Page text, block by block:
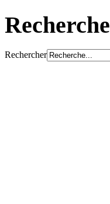
Recherche
Rechercher